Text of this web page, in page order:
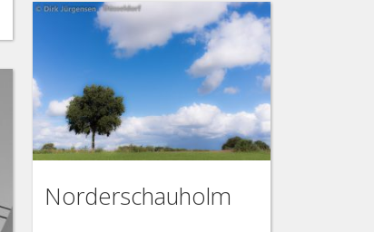
Norderschauholm